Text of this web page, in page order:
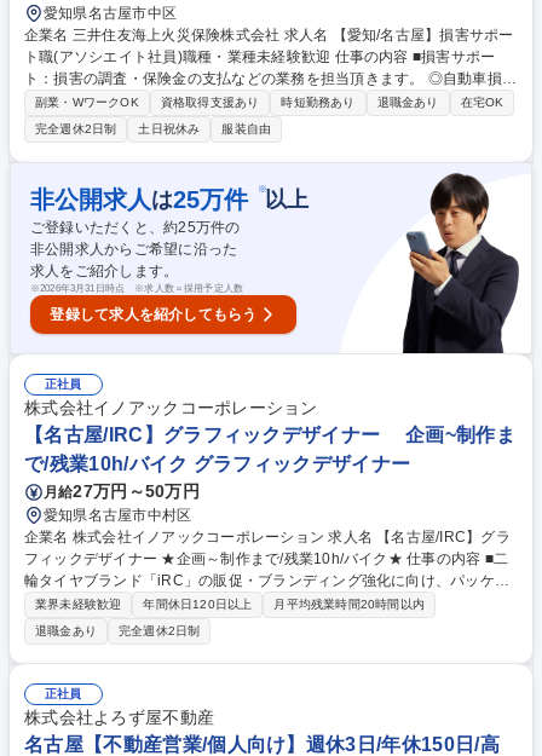
愛知県名古屋市中区
企業名 三井住友海上火災保険株式会社 求人名 【愛知/名古屋】損害サポー
ト職(アソシエイト社員)職種・業種未経験歓迎 仕事の内容 ■損害サポー
ト：損害の調査・保険金の支払などの業務を担当頂きます。 ◎自動車損害
サポート：お客さまが自動車事故に遭われた際に、保険金のお支払いを通
して、事故を解決していく仕事です。事故の解決まで 迅速かつ円満な解決
に向けた高い品質のサービスを提供します。※実務について入社後は過失
割合の発生しない対物事故から担当頂きます。 その後業務に慣れてきたら
過失割合の発生する対物事故や適性等により対人事故を担当いただくこと
もあります。 ◎火災/新種/傷病/海外旅行損害サポート：火災/賠償責任/傷
病など様々な保険種目について事故対応を担当します。 募集職種 【愛知/
名古屋】損害サポート職(アソシエイト社員)職種・業種未経験歓迎
副業・WワークOK 資格取得支援あり 時短勤務あり 退職金あり
在宅OK
完全週休2日制
土日祝休み 服装自由
非公開求人 は25万件 ※以上
ご登録いただくと、約25万件の
非公開求人からご希望に沿った
求人をご紹介します。
※2026年3月31日時点 ※求人数＝採用予定人数
登録して求人を紹介してもらう
正社員
株式会社イノアックコーポレーション
【名古屋/IRC】グラフィックデザイナー 企画~制作ま
で/残業10h/バイク グラフィックデザイナー
月給27万円～50万円
愛知県名古屋市中村区
企業名 株式会社イノアックコーポレーション 求人名 【名古屋/IRC】グラ
フィックデザイナー ★企画～制作まで/残業10h/バイク★ 仕事の内容 ■二
輪タイヤブランド「iRC」の販促・ブランディング強化に向け、パッケー
ジや広告等のグラフィックデザイン業務を担当。企画～制作まで一貫して
関わり、ブランド価値向上に貢献いただきます。 【業務内容一例】■デザ
イン業務：製品パッケージ、販促広告（紙・Web）、展示会・イベントブ
ースのビジュアル設計 ■企画業務：ブランド戦略に基づく販促企画立案、
キャッチコピー・コンセプト設計 ■PR支援：広報・販促ツール制作、レー
スイベント等のクリエイティブ対応 ■社内連携：営業・企画部門と連携し
た販売促進支援【こんな方におすすめ】■デザイン経験を活かし、ブラン
業界未経験歓迎 年間休日120日以上
月平均残業時間20時間以内
退職金あり
完全週休2日制
正社員
株式会社よろず屋不動産
名古屋【不動産営業/個人向け】週休3日/年休150日/高